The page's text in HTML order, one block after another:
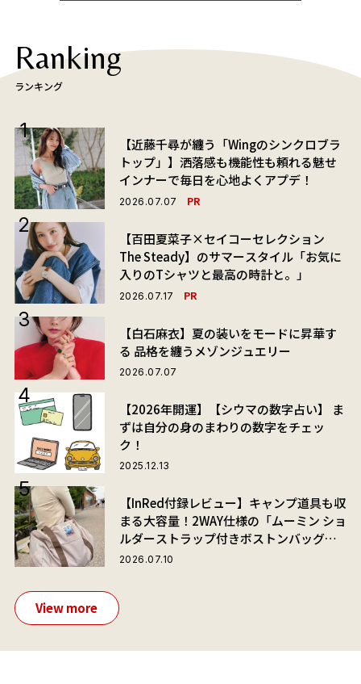
Ranking
ランキング
【近藤千尋が纏う「Wingのシンクロブラ
トップ」】洒落感も機能性も頼れる魅せ
インナーで毎日を心地よくアプデ！
2026.07.07 PR
【百田夏菜子×セイコーセレクション
The Steady】のサマースタイル「お気に
入りのTシャツと最高の時計と。」
2026.07.17 PR
【白石麻衣】夏の装いをモードに昇華す
る 品格を纏うメゾンジュエリー
2026.07.07
【2026年開運】【シウマの数字占い】 ま
ずは自分の身のまわりの数字をチェッ
ク！
2025.12.13
【InRed付録レビュー】キャンプ道具も収
まる大容量！2WAY仕様の「ムーミン ショ
ルダーストラップ付きボストンバッグ」
が夏旅におすすめな理由
2026.07.10
View more